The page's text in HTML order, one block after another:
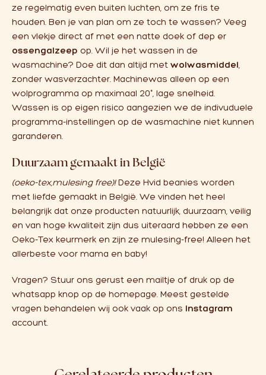
ze regelmatig even buiten luchten, om ze fris te
houden. Ben je van plan om ze toch te wassen? Veeg
een vlekje direct af met een natte doek of dep er
ossengalzeep op. Wil je het wassen in de
wasmachine? Doe dit dan altijd met wolwasmiddel,
zonder wasverzachter. Machinewas alleen op een
wolprogramma op maximaal 20°, lage snelheid.
Wassen is op eigen risico aangezien we de indivuduele
programma-instellingen op de wasmachine niet kunnen
garanderen.
Duurzaam gemaakt in België
(oeko-tex,mulesing free)!Deze Hvid beanies worden
met liefde gemaakt in België. We vinden het heel
belangrijk dat onze producten natuurlijk, duurzaam, veilig
en van hoge kwaliteit zijn dus uiteraard hebben ze een
Oeko-Tex keurmerk en zijn ze mulesing-free! Alleen het
allerbeste voor mama en baby!
Vragen? Stuur ons gerust een mailtje of druk op de
whatsapp knop op de homepage. Meest gestelde
vragen behandelen wij ook vaak op ons Instagram
account.